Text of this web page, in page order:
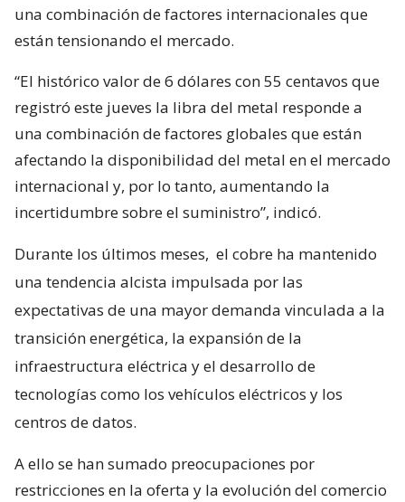
una combinación de factores internacionales que
están tensionando el mercado.
“El histórico valor de 6 dólares con 55 centavos que
registró este jueves la libra del metal responde a
una combinación de factores globales que están
afectando la disponibilidad del metal en el mercado
internacional y, por lo tanto, aumentando la
incertidumbre sobre el suministro”, indicó.
Durante los últimos meses, el cobre ha mantenido
una tendencia alcista impulsada por las
expectativas de una mayor demanda vinculada a la
transición energética, la expansión de la
infraestructura eléctrica y el desarrollo de
tecnologías como los vehículos eléctricos y los
centros de datos.
A ello se han sumado preocupaciones por
restricciones en la oferta y la evolución del comercio